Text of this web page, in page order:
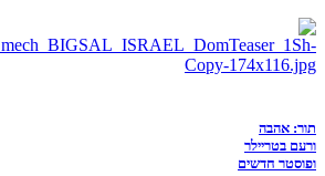
תור: אהבה
ורעם בטריילר
ופוסטר חדשים